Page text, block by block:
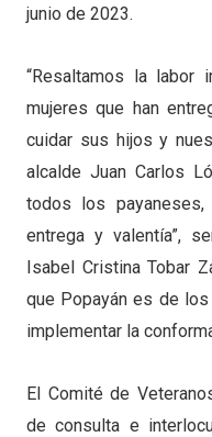
junio de 2023.
“Resaltamos la labor
mujeres que han
cuidar sus hijos y
alcalde Juan Carlos
todos los
entrega y valentía”,
Isabel Cristina Tobar
que Popayán es de
implementar la
El Comité de
de consulta e